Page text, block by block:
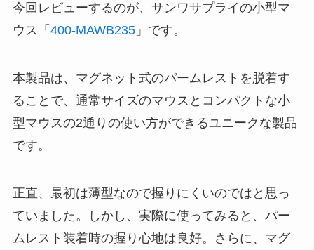
今回レビューするのが、サンワサプライの小型マ
ウス「 400-MAWB235」です。
本製品は、マグネット式のパームレストを脱着す
ることで、通常サイズのマウスとコンパクトな小
型マウスの2通りの使い方ができるユニークな製品
です。
正直、最初は薄型なので握りにくいのではと思っ
ていました。しかし、実際に使ってみると、パー
ムレスト装着時の握り心地は良好。さらに、マグ